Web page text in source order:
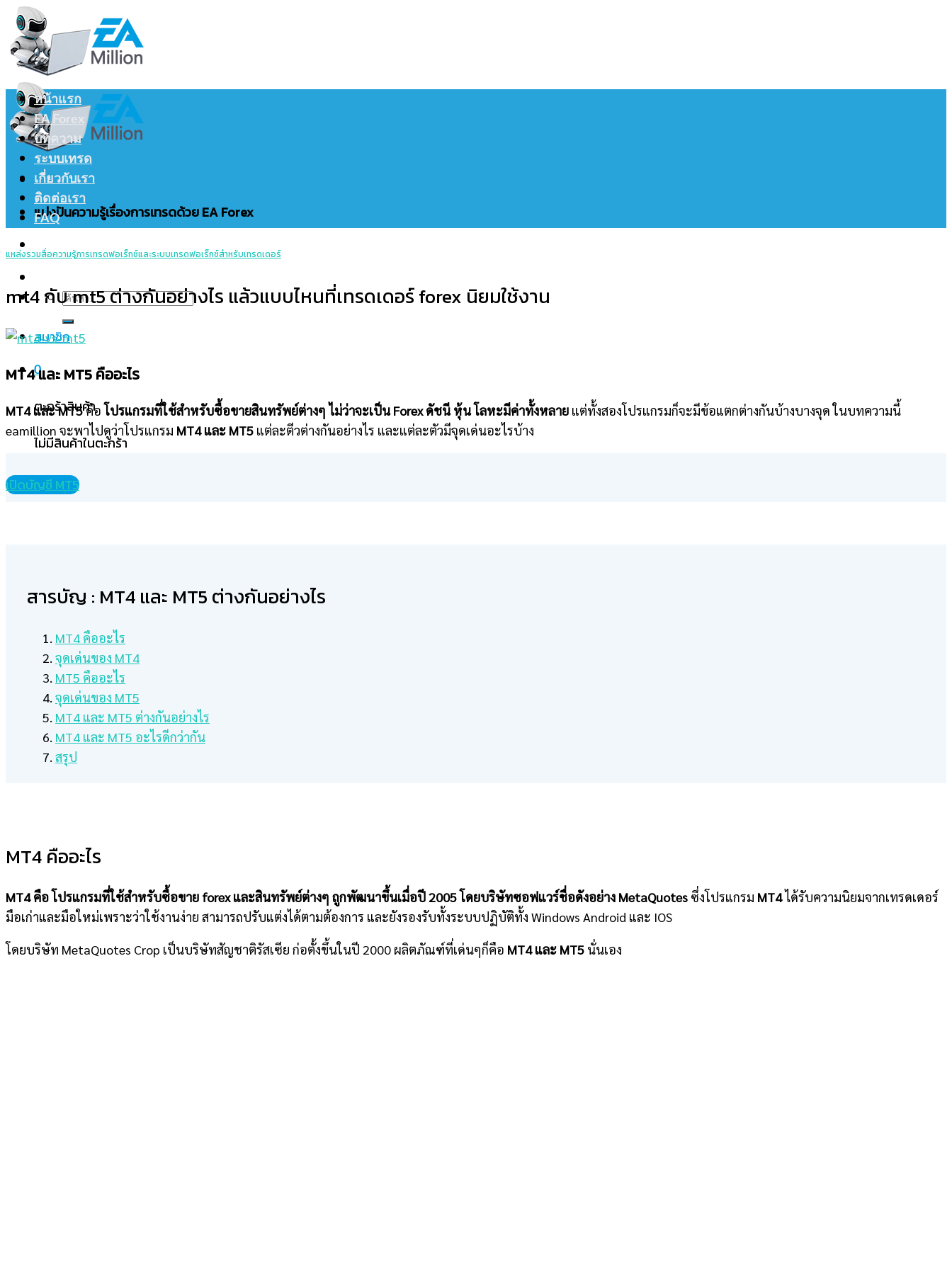
Skip
to
content
แบ่งปันความรู้เรื่องการเทรดด้วย EA Forex
ค้นหา:
สมาชิก
0
ตะกร้าสินค้า
ไม่มีสินค้าในตะกร้า
หน้าแรก
EA Forex
บทความ
ระบบเทรด
เกี่ยวกับเรา
ติดต่อเรา
FAQ
แหล่งรวมสื่อความรู้การเทรดฟอเร็กซ์และระบบเทรดฟอเร็กซ์สำหรับเทรดเดอร์
mt4 กับ mt5 ต่างกันอย่างไร แล้วแบบไหนที่เทรดเดอร์ forex นิยมใช้งาน
MT4 และ MT5 คืออะไร
MT4 และ MT5คือโปรแกรมที่ใช้สำหรับซื้อขายสินทรัพย์ต่างๆ ไม่ว่าจะเป็น Forex ดัชนี หุ้น โลหะมีค่าทั้งหลาย แต่ทั้งสองโปรแกรมก็จะมีข้อแตกต่างกันบ้างบางจุด ในบทความนี้
eamillion จะพาไปดูว่าโปรแกรม MT4 และ MT5 แต่ละตีวต่างกันอย่างไร และแต่ละตัวมีจุดเด่นอะไรบ้าง
เปิดบัญชี MT5
สารบัญ : MT4 และ MT5 ต่างกันอย่างไร
MT4 คืออะไร
จุดเด่นของ MT4
MT5 คืออะไร
จุดเด่นของ MT5
MT4 และ MT5 ต่างกันอย่างไร
MT4 และ MT5 อะไรดีกว่ากัน
สรุป
MT4 คืออะไร
MT4 คือ โปรแกรมที่ใช้สำหรับซื้อขาย forex และสินทรัพย์ต่างๆ ถูกพัฒนาขึ้นเมื่อปี 2005 โดยบริษัทซอฟแวร์ชื่อดังอย่าง MetaQuotes ซึ่งโปรแกรม MT4ได้รับความนิยมจากเทรดเดอร์
มือเก่าและมือใหม่เพราะว่าใช้งานง่าย สามารถปรับแต่งได้ตามต้องการ และยังรองรับทั้งระบบปฏิบัติทั้ง Windows Android และ IOS
โดยบริษัท MetaQuotes Crop เป็นบริษัทสัญชาติรัสเซีย ก่อตั้งขึ้นในปี 2000 ผลิตภัณฑ์ที่เด่นๆก็คือ MT4 และ MT5 นั่นเอง